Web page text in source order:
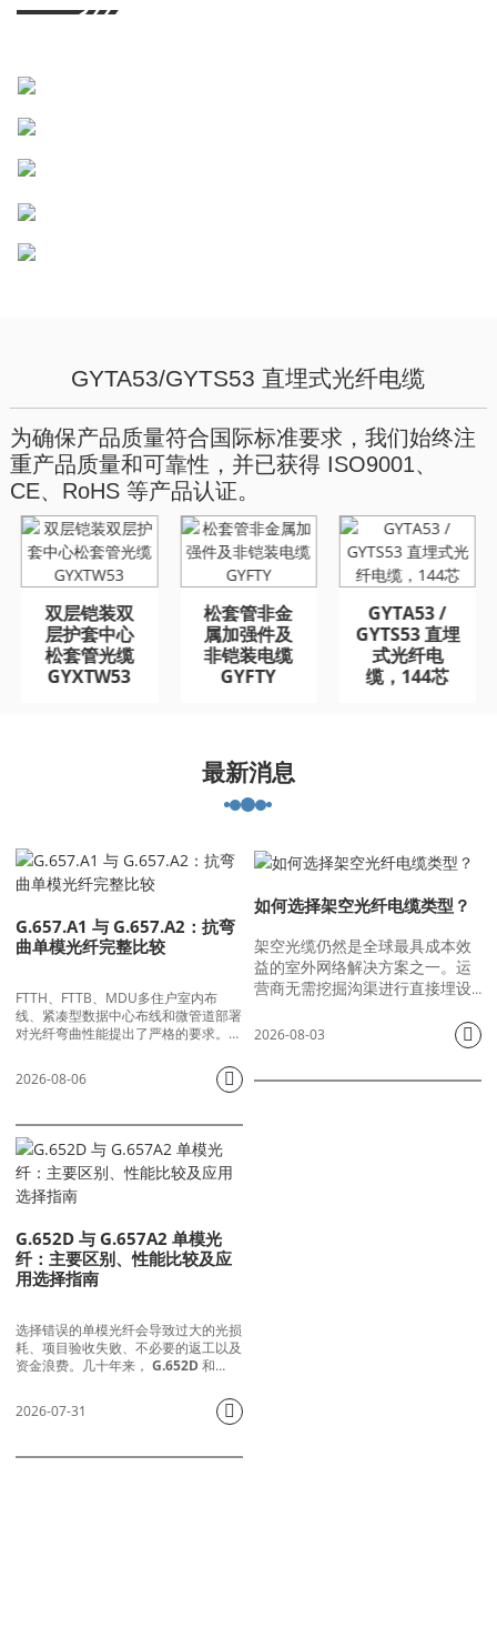
GYTA53/GYTS53 直埋式光纤电缆
为确保产品质量符合国际标准要求，我们始终注
重产品质量和可靠性，并已获得 ISO9001、
CE、RoHS 等产品认证。
双层铠装双
层护套中心
松套管光缆
GYXTW53
松套管非金
属加强件及
非铠装电缆
GYFTY
GYTA53 /
GYTS53 直埋
式光纤电
缆，144芯
GYFTA53 铠装室外光
缆 96芯
GYFTA53 铠装室外光
缆 96芯
最新消息
G.657.A1 与 G.657.A2：抗弯
曲单模光纤完整比较
FTTH、FTTB、MDU多住户室内布
线、紧凑型数据中心布线和微管道部署
对光纤弯曲性能提出了严格的要求。传
时会产生明显的宏弯损耗，导致光衰减
过大、PON业务不稳定、间歇性掉线甚
标准来解决这一痛点，定义了两种主流
的向下兼容的抗弯曲光纤。
2026-08-06
如何选择架空光纤电缆类型？
架空光缆仍然是全球最具成本效
益的室外网络解决方案之一。运
营商无需挖掘沟渠进行直接埋设
挂在电线杆、输电塔和建筑物外
墙上，以提供宽带、电网通信和
2026-08-03
G.652D 与 G.657A2 单模光
纤：主要区别、性能比较及应
用选择指南
选择错误的单模光纤会导致过大的光损
耗、项目验收失败、不必要的返工以及
资金浪费。几十年来， G.652D和
纤链路、数据中心布线到FTTH光纤到
户部署，G.652D光纤已在全球光纤项
场工程师和网络设计师不断面临同样的
2026-07-31